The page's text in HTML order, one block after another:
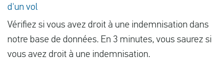
d'un vol
Vérifiez si vous avez droit à une indemnisation dans
notre base de données. En 3 minutes, vous saurez si
vous avez droit à une indemnisation.